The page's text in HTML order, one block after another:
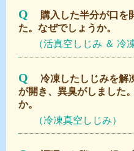
Q
購入した半分が口を
た。なぜでしょうか。
（活真空しじみ ＆ 冷
Q
冷凍したしじみを解
が開き、異臭がしました
か。
（冷凍真空しじみ）